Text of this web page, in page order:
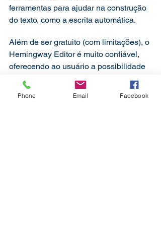
ferramentas para ajudar na construção
do texto, como a escrita automática.
Além de ser gratuito (com limitações), o
Hemingway Editor é muito confiável,
oferecendo ao usuário a possibilidade
de acompanhar a sua produção em
tempo real. Então, se você está
Phone Email Facebook